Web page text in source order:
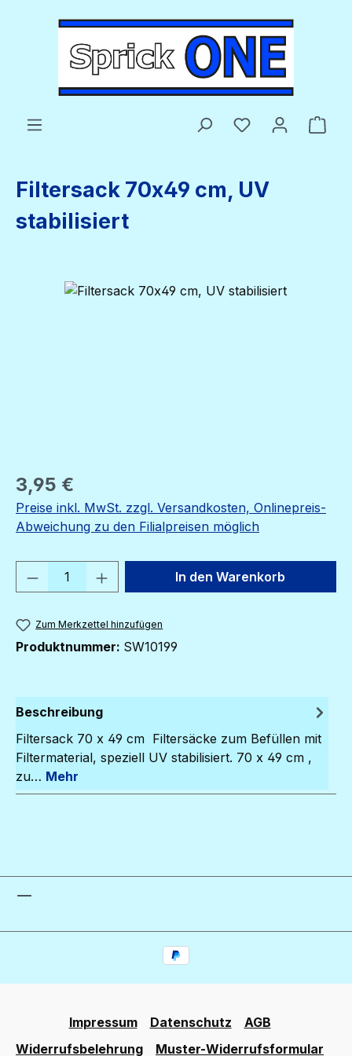
Zum Hauptinhalt springen
Du hast 0
Filtersack 70x49 cm, UV
stabilisiert
Bildergalerie überspringen
Regulärer Preis:
3,95 €
Preise inkl. MwSt. zzgl. Versandkosten, Onlinepreis-
Abweichung zu den Filialpreisen möglich
Produkt Anzahl: Gib denIn den Warenkorb
Zum Merkzettel hinzufügen
Produktnummer: SW10199
Beschreibung
Filtersack 70 x 49 cm Filtersäcke zum Befüllen mit
Filtermaterial, speziell UV stabilisiert. 70 x 49 cm ,
zu… Mehr
Impressum Datenschutz
AGB
Widerrufsbelehrung
Muster-Widerrufsformular